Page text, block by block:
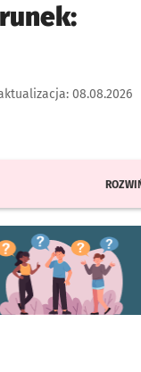
08.08.2026
się w nowej karcie